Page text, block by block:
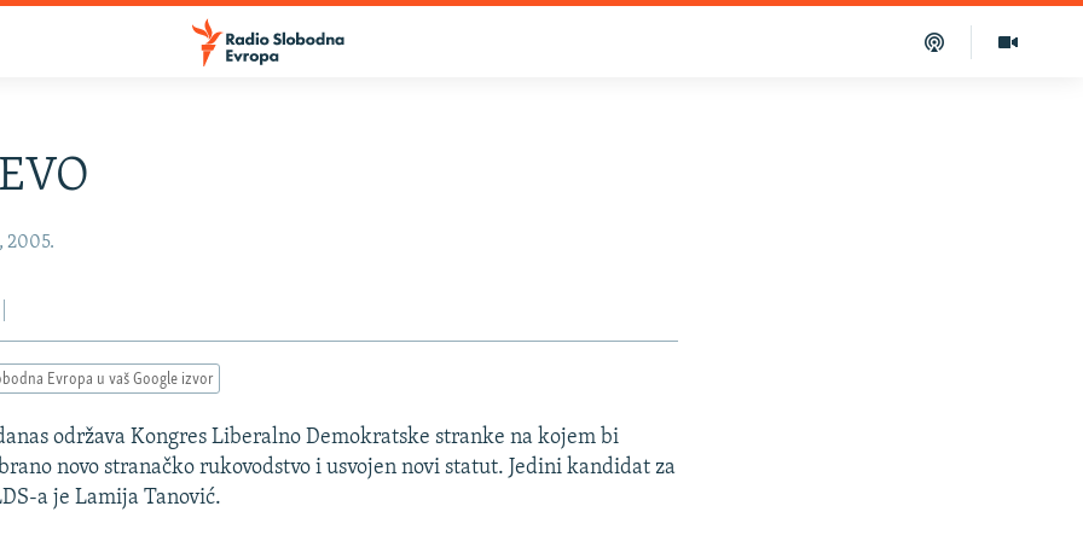
2005.
Evropa u vaš Google izvor
održava Kongres Liberalno Demokratske stranke na kojem bi
novo stranačko rukovodstvo i usvojen novi statut. Jedini kandidat za
a je Lamija Tanović.